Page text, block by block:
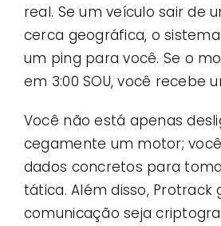
real. Se um veículo sair de
cerca geográfica, o
um ping para você. Se o
em 3:00 SOU, você recebe
Você não está apenas
cegamente um motor;
dados concretos para
tática. Além disso, Protrack
comunicação seja